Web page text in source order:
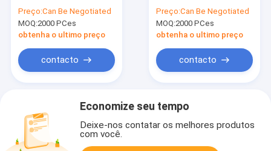
FTTH do preto 4,0
20M Sc Upc
Preço:Can Be Negotiated
MOQ:2000 PCes
obtenha o ultimo preço
contacto
pendente do SC APC
Ftth único
Preço:Can Be Negotiated
MOQ:2000 PCes
obtenha o ultimo preço
contacto
Economize seu tempo
Deixe-nos contatar os melhores produtos
com você.